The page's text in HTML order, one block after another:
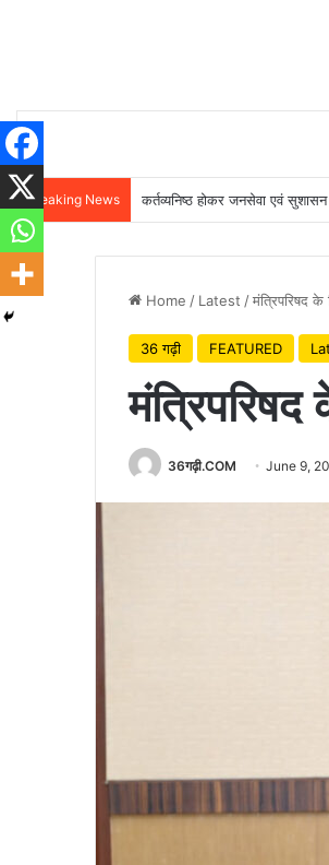
Breaking News कर्तव्यनिष्ठ होकर जनसेवा एवं
Home / Latest /मंत्रिपरिषद के
36 गढ़ी FEATURED
मंत्रिपरिषद
36गढ़ी.COM June 9,